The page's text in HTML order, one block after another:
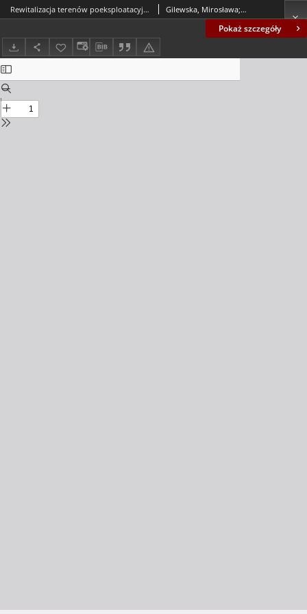
Pokaż szczegóły
Rewitalizacja terenów poeksploatacyjnych na obszarze miasta Konina = Revitalisation of post-mining resions in the area of the town of Konin Gilewska, Mirosława; Otremba, Krzysztof